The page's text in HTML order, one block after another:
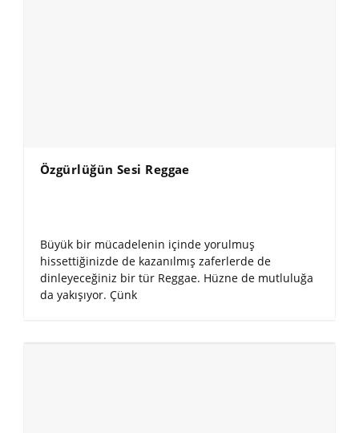
Özgürlüğün Sesi Reggae
Büyük bir mücadelenin içinde yorulmuş
hissettiğinizde de kazanılmış zaferlerde de
dinleyeceğiniz bir tür Reggae. Hüzne de mutluluğa
da yakışıyor. Çünk